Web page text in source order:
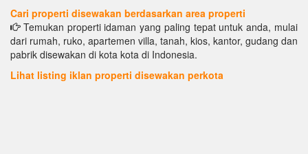
Cari properti disewakan berdasarkan area properti
Temukan properti idaman yang paling tepat untuk anda, mulai
dari rumah, ruko, apartemen villa, tanah, kios, kantor, gudang dan
pabrik disewakan di kota kota di Indonesia.
Lihat listing iklan properti disewakan perkota